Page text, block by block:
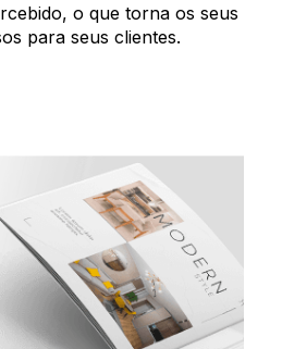
o que torna os seus
para seus clientes.